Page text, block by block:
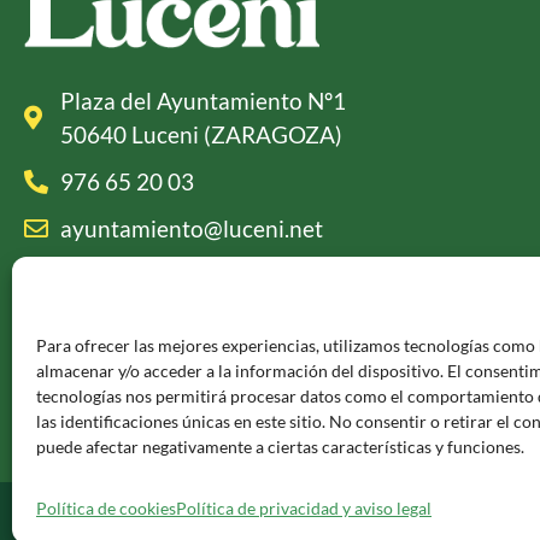
Para ofrecer las mejores experiencias, utilizamos tecnologías como
almacenar y/o acceder a la información del dispositivo. El
tecnologías nos permitirá procesar datos como el comportamiento
las identificaciones únicas en este sitio. No consentir o retirar el
puede afectar negativamente a ciertas características y funciones.
Política de cookiesPolítica de privacidad y aviso legal
Plaza del Ayuntamiento Nº1
50640 Luceni (ZARAGOZA)
976 65 20 03
ayuntamiento@luceni.net
Política de privacidad y aviso legal
Política de cookies
© 2024. Ayuntamiento de Luceni | Diseño Web por